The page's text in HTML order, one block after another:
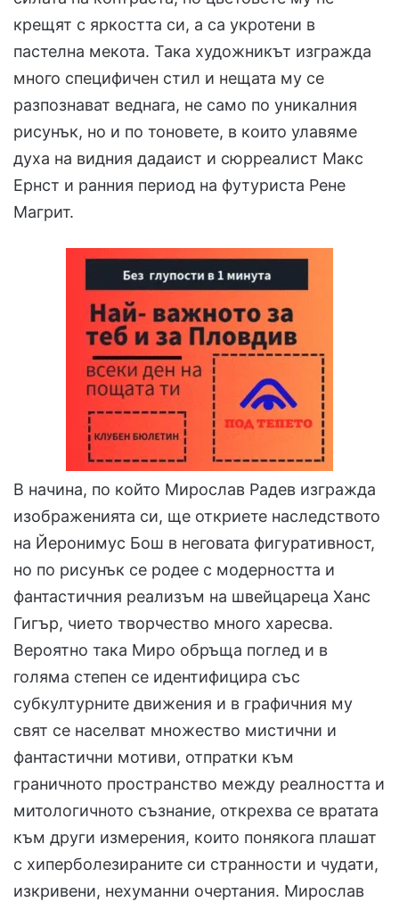
крещят с яркостта си, а са укротени в
пастелна мекота. Така художникът изгражда
много специфичен стил и нещата му се
разпознават веднага, не само по уникалния
рисунък, но и по тоновете, в които улавяме
духа на видния дадаист и сюрреалист Макс
Ернст и ранния период на футуриста Рене
Магрит.
В начина, по който Мирослав Радев изгражда
изображенията си, ще откриете наследството
на Йеронимус Бош в неговата фигуративност,
но по рисунък се родее с модерността и
фантастичния реализъм на швейцареца Ханс
Гигър, чието творчество много харесва.
Вероятно така Миро обръща поглед и в
голяма степен се идентифицира със
субкултурните движения и в графичния му
свят се населват множество мистични и
фантастични мотиви, отпратки към
граничното пространство между реалността и
митологичното съзнание, открехва се вратата
към други измерения, които понякога плашат
с хиперболезираните си странности и чудати,
изкривени, нехуманни очертания. Мирослав